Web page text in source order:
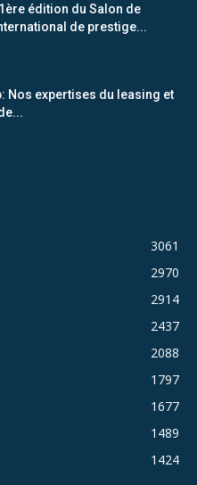
édition du Salon de
de prestige...
Nos expertises du leasing et
3061
2970
2914
2437
2088
1797
1677
1489
1424